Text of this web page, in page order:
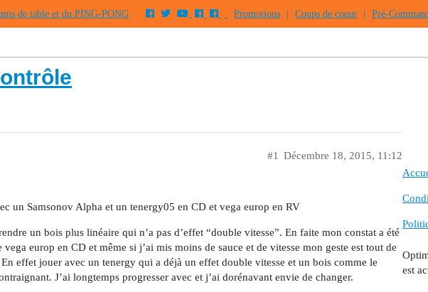
de table et du PING-PONG Promotions Coups de coeur Pré-
Décembre 18, 2015, 11:12
#1
un Samsonov Alpha et un tenergy05 en CD et vega europ en RV
un bois plus linéaire qui n’a pas d’effet “double vitesse”. En faite mon constat a été
vega europ en CD et même si j’ai mis moins de sauce et de vitesse mon geste est tout de
effet jouer avec un tenergy qui a déjà un effet double vitesse et un bois comme le
J’ai longtemps progresser avec et j’ai dorénavant envie de changer.
est